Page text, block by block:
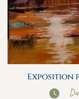
Exposition